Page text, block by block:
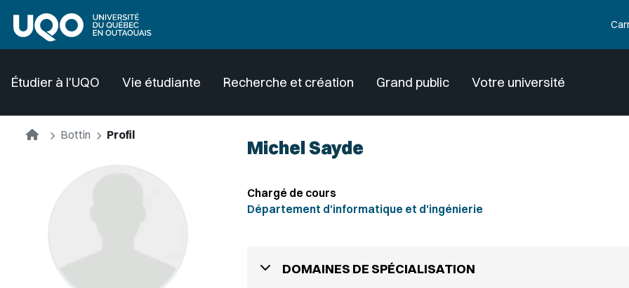
Étudier à l'UQO Vie étudiante Recherche et création Grand public Votre université
AccueilBottin Profil
Michel Sayde
Chargé de cours
Département d'informatique et d'ingénierie
DOMAINES DE SPÉCIALISATION